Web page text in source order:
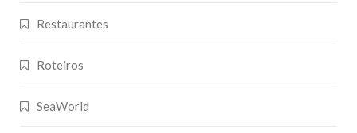
Restaurantes
Roteiros
SeaWorld